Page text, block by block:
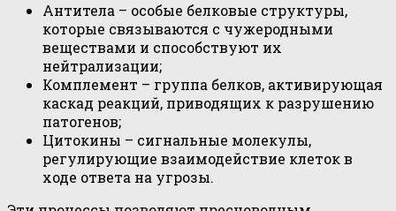
Антитела – особые белковые структуры,
которые связываются с чужеродными
веществами и способствуют их
нейтрализации;
Комплемент – группа белков, активирующая
каскад реакций, приводящих к разрушению
патогенов;
Цитокины – сигнальные молекулы,
регулирующие взаимодействие клеток в
ходе ответа на угрозы.